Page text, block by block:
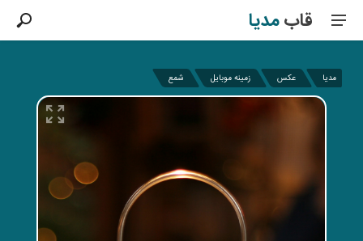
قابمدیا
مدیا عکس زمینه موبایل شمع